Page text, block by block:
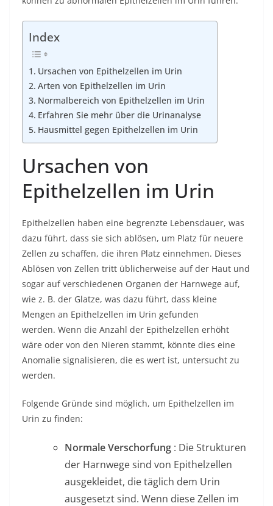
Index
Ursachen von Epithelzellen im Urin
Arten von Epithelzellen im Urin
Normalbereich von Epithelzellen im Urin
Erfahren Sie mehr über die Urinanalyse
Hausmittel gegen Epithelzellen im Urin
Ursachen von
Epithelzellen im Urin
Epithelzellen haben eine begrenzte Lebensdauer, was
dazu führt, dass sie sich ablösen, um Platz für neuere
Zellen zu schaffen, die ihren Platz einnehmen. Dieses
Ablösen von Zellen tritt üblicherweise auf der Haut und
sogar auf verschiedenen Organen der Harnwege auf,
wie z. B. der Glatze, was dazu führt, dass kleine
Mengen an Epithelzellen im Urin gefunden
werden. Wenn die Anzahl der Epithelzellen erhöht
wäre oder von den Nieren stammt, könnte dies eine
Anomalie signalisieren, die es wert ist, untersucht zu
werden.
Folgende Gründe sind möglich, um Epithelzellen im
Urin zu finden:
Normale Verschorfung : Die Strukturen
der Harnwege sind von Epithelzellen
ausgekleidet, die täglich dem Urin
ausgesetzt sind. Wenn diese Zellen im